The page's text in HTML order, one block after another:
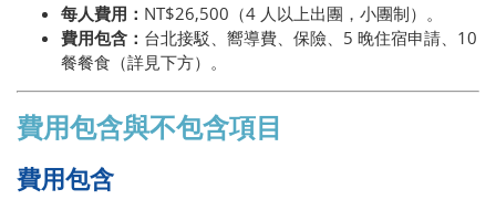
每人費用： NT$26,500 （4 人以上出團，小團制）。
費用包含： 台北接駁、嚮導費、保險、5 晚住宿申請、10
餐餐食（詳見下方）。
費用包含與不包含項目
費用包含